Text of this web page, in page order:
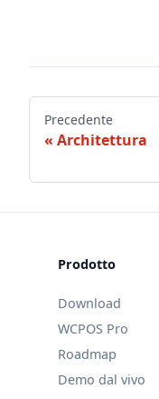
Precedente
Architettura
Prodotto
Download
WCPOS Pro
Roadmap
Demo dal vivo